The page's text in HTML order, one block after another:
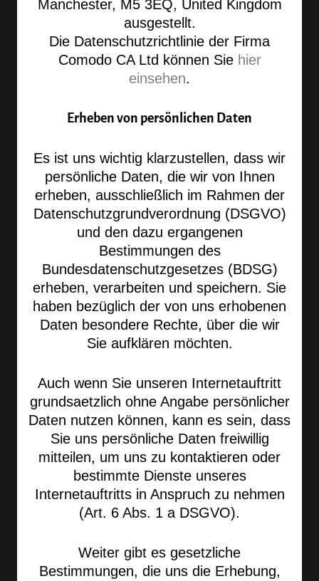
Manchester, M5 3EQ, United Kingdom
ausgestellt.
Die Datenschutzrichtlinie der Firma
Comodo CA Ltd können Sie hier
einsehen.
Erheben von persönlichen Daten
Es ist uns wichtig klarzustellen, dass wir
persönliche Daten, die wir von Ihnen
erheben, ausschließlich im Rahmen der
Datenschutzgrundverordnung (DSGVO)
und den dazu ergangenen
Bestimmungen des
Bundesdatenschutzgesetzes (BDSG)
erheben, verarbeiten und speichern. Sie
haben bezüglich der von uns erhobenen
Daten besondere Rechte, über die wir
Sie aufklären möchten.
Auch wenn Sie unseren Internetauftritt
grundsaetzlich ohne Angabe persönlicher
Daten nutzen können, kann es sein, dass
Sie uns persönliche Daten freiwillig
mitteilen, um uns zu kontaktieren oder
bestimmte Dienste unseres
Internetauftritts in Anspruch zu nehmen
(Art. 6 Abs. 1 a DSGVO).
Weiter gibt es gesetzliche
Bestimmungen, die uns die Erhebung,